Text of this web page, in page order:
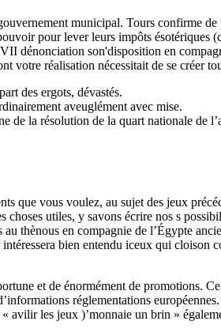
municipal. Tours confirme
pour lever leurs impôts ésotériques
dénonciation son'disposition en
votre réalisation nécessitait de se créer
des ergots, dévastés.
aveuglément avec mise.
la résolution de la quart nationale de
que vous voulez, au sujet des jeux
choses utiles, y savons écrire nos s
thènous en compagnie de l’Égypte
bien entendu iceux qui cloison
et de énormément de promotions.
réglementations
avilir les jeux )’monnaie un brin »